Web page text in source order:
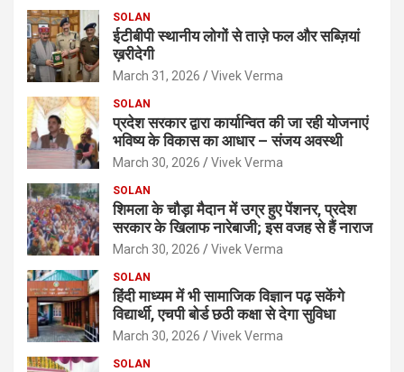
SOLAN
ईटीबीपी स्थानीय लोगों से ताज़े फल और सब्ज़ियां
ख़रीदेगी
March 31, 2026 Vivek Verma
SOLAN
प्रदेश सरकार द्वारा कार्यान्वित की जा रही योजनाएं
भविष्य के विकास का आधार – संजय अवस्थी
March 30, 2026 Vivek Verma
SOLAN
शिमला के चौड़ा मैदान में उग्र हुए पेंशनर, प्रदेश
सरकार के खिलाफ नारेबाजी; इस वजह से हैं नाराज
March 30, 2026 Vivek Verma
SOLAN
हिंदी माध्यम में भी सामाजिक विज्ञान पढ़ सकेंगे
विद्यार्थी, एचपी बोर्ड छठी कक्षा से देगा सुविधा
March 30, 2026 Vivek Verma
SOLAN